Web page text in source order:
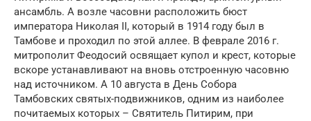
ансамбль. А возле часовни расположить бюст
императора Николая II, который в 1914 году был в
Тамбове и проходил по этой аллее. В феврале 2016 г.
митрополит Феодосий освящает купол и крест, которые
вскоре устанавливают на вновь отстроенную часовню
над источником. А 10 августа в День Собора
Тамбовских святых-подвижников, одним из наиболее
почитаемых которых – Святитель Питирим, при